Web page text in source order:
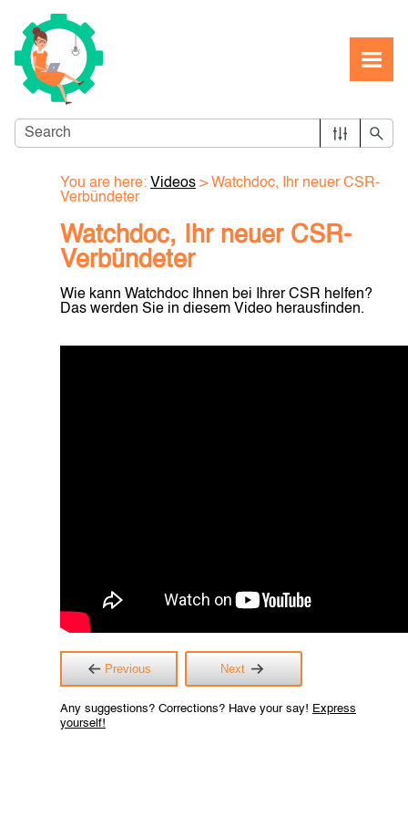
You are here: Videos > Watchdoc, Ihr neuer CSR-
Verbündeter
Watchdoc, Ihr neuer CSR-
Verbündeter
Wie kann Watchdoc Ihnen bei Ihrer CSR helfen?
Das werden Sie in diesem Video herausfinden.
Previous Next
Any suggestions? Corrections? Have your say! Express
yourself!